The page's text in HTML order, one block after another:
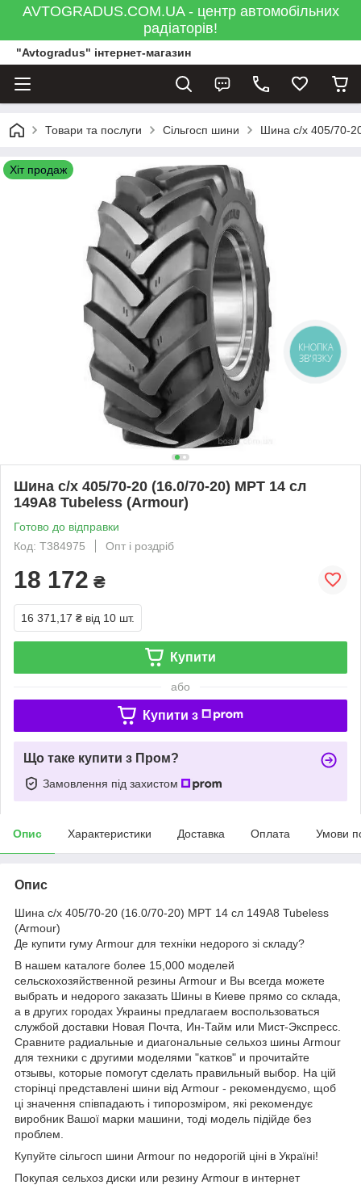
AVTOGRADUS.COM.UA - центр автомобільних
радіаторів!
"Avtogradus" інтернет-магазин
Товари та послуги Сільгосп шини Шина c/х 405/70-
Хіт продаж
Шина c/х 405/70-20 (16.0/70-20) MPT 14 сл
149A8 Tubeless (Armour)
Готово до відправки
Код: T384975
Опт і роздріб
18 172 ₴
16 371,17 ₴ від 10 шт.
Купити
або
Купити з
Що таке купити з Пром?
Замовлення під захистом
Опис Характеристики Доставка Оплата Умови
Опис
Шина c/х 405/70-20 (16.0/70-20) MPT 14 сл 149A8 Tubeless
(Armour)
Де купити гуму Armour для техніки недорого зі складу?
В нашем каталоге более 15,000 моделей
сельскохозяйственной резины Armour и Вы всегда можете
выбрать и недорого заказать Шины в Киеве прямо со склада,
а в других городах Украины предлагаем воспользоваться
службой доставки Новая Почта, Ин-Тайм или Мист-Экспресс.
Сравните радиальные и диагональные сельхоз шины Armour
для техники с другими моделями "катков" и прочитайте
отзывы, которые помогут сделать правильный выбор. На цій
сторінці представлені шини від Armour - рекомендуємо, щоб
ці значення співпадають і типорозміром, які рекомендує
виробник Вашої марки машини, тоді модель підійде без
проблем.
Купуйте сільгосп шини Armour по недорогій ціні в Україні!
Покупая сельхоз диски или резину Armour в интернет
КНОПКА
ЗВ'ЯЗКУ